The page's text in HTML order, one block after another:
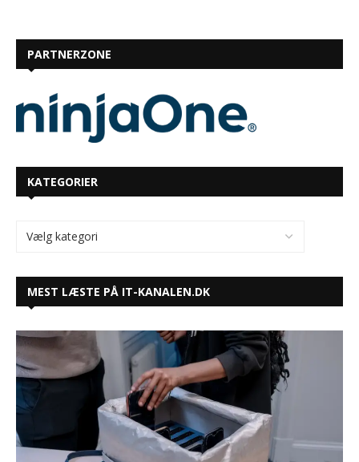
PARTNERZONE
KATEGORIER
MEST LÆSTE PÅ IT-KANALEN.DK